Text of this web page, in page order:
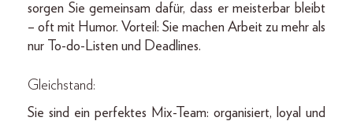
sorgen Sie gemeinsam dafür, dass er meisterbar bleibt
– oft mit Humor. Vorteil: Sie machen Arbeit zu mehr als
nur To-do-Listen und Deadlines.
Gleichstand:
Sie sind ein perfektes Mix-Team: organisiert, loyal und